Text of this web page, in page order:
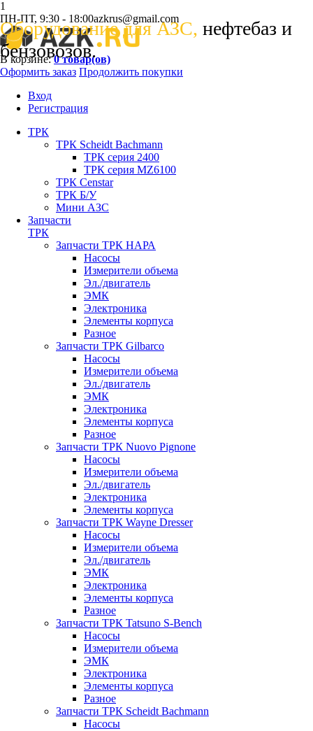
1
Оборудование для АЗС, нефтебаз и
бензовозов.
ПН-ПТ, 9:30 - 18:00azkrus@gmail.com
В корзине:0товар(ов)
Оформить заказ Продолжить покупки
Вход
Регистрация
ТРК
ТРК Scheidt Bachmann
ТРК серия 2400
ТРК серия MZ6100
ТРК Censtar
ТРК Б/У
Мини АЗС
Запчасти
ТРК
Запчасти ТРК НАРА
Насосы
Измерители объема
Эл./двигатель
ЭМК
Электроника
Элементы корпуса
Разное
Запчасти ТРК Gilbarco
Насосы
Измерители объема
Эл./двигатель
ЭМК
Электроника
Элементы корпуса
Разное
Запчасти ТРК Nuovo Pignone
Насосы
Измерители объема
Эл./двигатель
Электроника
Элементы корпуса
Запчасти ТРК Wayne Dresser
Насосы
Измерители объема
Эл./двигатель
ЭМК
Электроника
Элементы корпуса
Разное
Запчасти ТРК Tatsuno S-Bench
Насосы
Измерители объема
ЭМК
Электроника
Элементы корпуса
Разное
Запчасти ТРК Scheidt Bachmann
Насосы